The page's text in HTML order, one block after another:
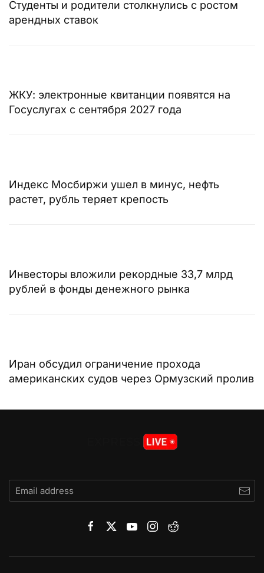
Студенты и родители столкнулись с ростом
арендных ставок
ЖКУ: электронные квитанции появятся на
Госуслугах с сентября 2027 года
Индекс Мосбиржи ушел в минус, нефть
растет, рубль теряет крепость
Инвесторы вложили рекордные 33,7 млрд
рублей в фонды денежного рынка
Иран обсудил ограничение прохода
американских судов через Ормузский пролив